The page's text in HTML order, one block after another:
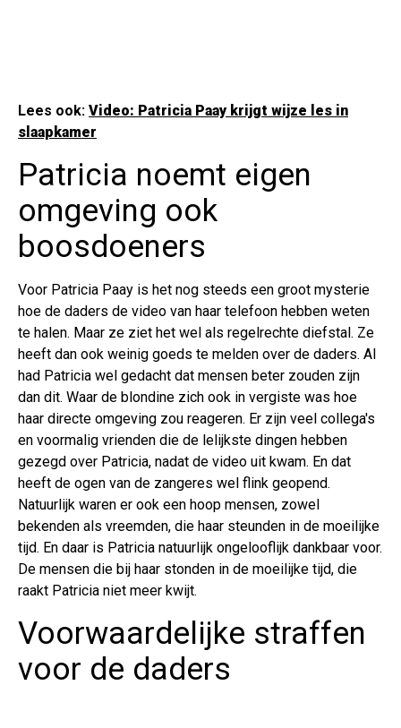
Lees ook: Video: Patricia Paay krijgt wijze les in
slaapkamer
Patricia noemt eigen
omgeving ook
boosdoeners
Voor Patricia Paay is het nog steeds een groot mysterie
hoe de daders de video van haar telefoon hebben weten
te halen. Maar ze ziet het wel als regelrechte diefstal. Ze
heeft dan ook weinig goeds te melden over de daders. Al
had Patricia wel gedacht dat mensen beter zouden zijn
dan dit. Waar de blondine zich ook in vergiste was hoe
haar directe omgeving zou reageren. Er zijn veel collega's
en voormalig vrienden die de lelijkste dingen hebben
gezegd over Patricia, nadat de video uit kwam. En dat
heeft de ogen van de zangeres wel flink geopend.
Natuurlijk waren er ook een hoop mensen, zowel
bekenden als vreemden, die haar steunden in de moeilijke
tijd. En daar is Patricia natuurlijk ongelooflijk dankbaar voor.
De mensen die bij haar stonden in de moeilijke tijd, die
raakt Patricia niet meer kwijt.
Voorwaardelijke straffen
voor de daders